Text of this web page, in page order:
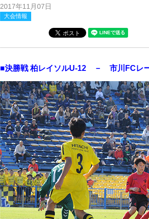
2017年11月07日
大会情報
■決勝戦 柏レイソルU-12 － 市川FCレ